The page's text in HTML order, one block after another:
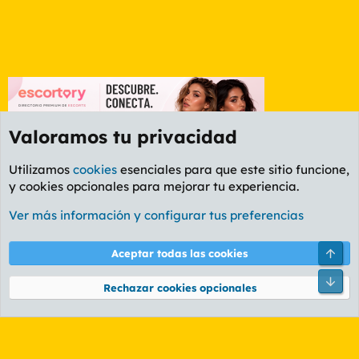
Foro General
Cookies
PL OLDSTYLE AMARILLO
Términos y reglas Política de privacidad Ayuda
Community platform by XenForo® © 2010-2026 XenForo Ltd.
Valoramos tu privacidad
Utilizamos cookies esenciales para que este sitio funcione,
y cookies opcionales para mejorar tu experiencia.
Ver más información y configurar tus preferencias
Aceptar todas las cookies
Rechazar cookies opcionales
Pie